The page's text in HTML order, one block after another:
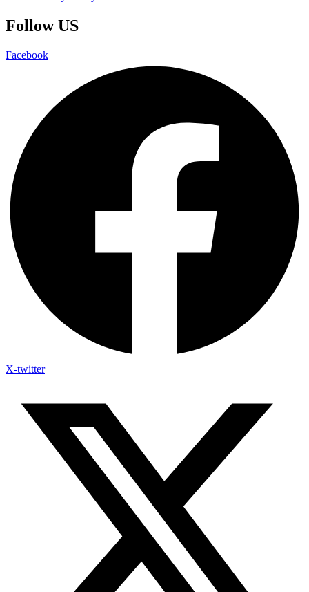
Follow US
Facebook
X-twitter